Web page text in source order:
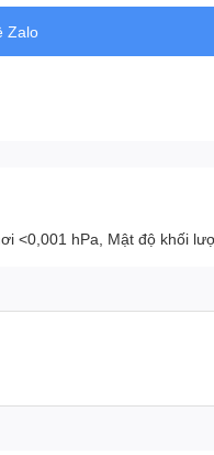
Zalo
<0,001 hPa, Mật độ khối